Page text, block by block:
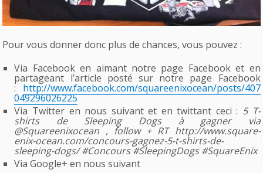
Pour vous donner donc plus de chances, vous pouvez :
Via Facebook en aimant notre page Facebook et en
partageant l’article posté sur notre page Facebook
: http://www.facebook.com/squareenixocean/posts/407
049296026225
Via Twitter en nous suivant et en twittant ceci : 5 T-
shirts de Sleeping Dogs à gagner via
@Squareenixocean , follow + RT http://www.square-
enix-ocean.com/concours-gagnez-5-t-shirts-de-
sleeping-dogs/ #Concours #SleepingDogs #SquareEnix
Via Google+ en nous suivant